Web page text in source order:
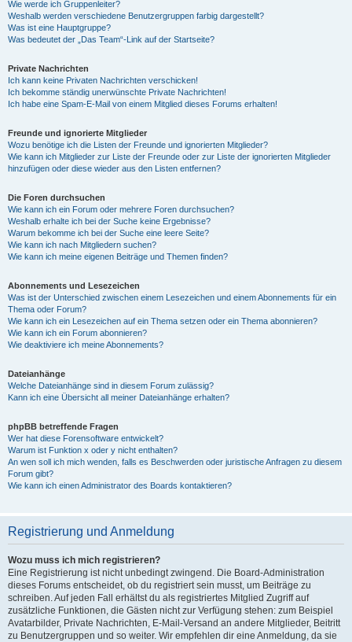
Wie werde ich Gruppenleiter?
Weshalb werden verschiedene Benutzergruppen farbig dargestellt?
Was ist eine Hauptgruppe?
Was bedeutet der „Das Team“-Link auf der Startseite?
Private Nachrichten
Ich kann keine Privaten Nachrichten verschicken!
Ich bekomme ständig unerwünschte Private Nachrichten!
Ich habe eine Spam-E-Mail von einem Mitglied dieses Forums erhalten!
Freunde und ignorierte Mitglieder
Wozu benötige ich die Listen der Freunde und ignorierten Mitglieder?
Wie kann ich Mitglieder zur Liste der Freunde oder zur Liste der ignorierten Mitglieder
hinzufügen oder diese wieder aus den Listen entfernen?
Die Foren durchsuchen
Wie kann ich ein Forum oder mehrere Foren durchsuchen?
Weshalb erhalte ich bei der Suche keine Ergebnisse?
Warum bekomme ich bei der Suche eine leere Seite?
Wie kann ich nach Mitgliedern suchen?
Wie kann ich meine eigenen Beiträge und Themen finden?
Abonnements und Lesezeichen
Was ist der Unterschied zwischen einem Lesezeichen und einem Abonnements für ein
Thema oder Forum?
Wie kann ich ein Lesezeichen auf ein Thema setzen oder ein Thema abonnieren?
Wie kann ich ein Forum abonnieren?
Wie deaktiviere ich meine Abonnements?
Dateianhänge
Welche Dateianhänge sind in diesem Forum zulässig?
Kann ich eine Übersicht all meiner Dateianhänge erhalten?
phpBB betreffende Fragen
Wer hat diese Forensoftware entwickelt?
Warum ist Funktion x oder y nicht enthalten?
An wen soll ich mich wenden, falls es Beschwerden oder juristische Anfragen zu diesem
Forum gibt?
Wie kann ich einen Administrator des Boards kontaktieren?
Registrierung und Anmeldung
Wozu muss ich mich registrieren?
Eine Registrierung ist nicht unbedingt zwingend. Die Board-Administration
dieses Forums entscheidet, ob du registriert sein musst, um Beiträge zu
schreiben. Auf jeden Fall erhältst du als registriertes Mitglied Zugriff auf
zusätzliche Funktionen, die Gästen nicht zur Verfügung stehen: zum Beispiel
Avatarbilder, Private Nachrichten, E-Mail-Versand an andere Mitglieder, Beitritt
zu Benutzergruppen und so weiter. Wir empfehlen dir eine Anmeldung, da sie